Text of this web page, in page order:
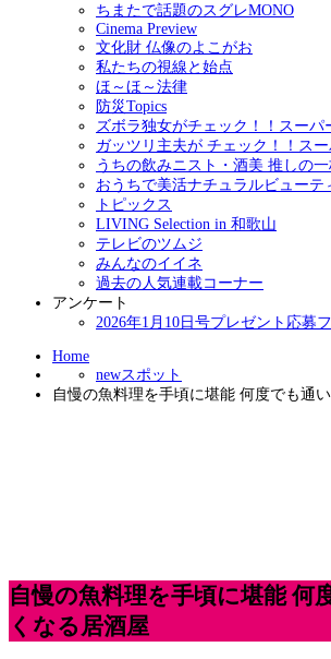
ちまたで話題のスグレMONO
Cinema Preview
文化財 仏像のよこがお
私たちの視線と始点
ほ～ほ～法律
防災Topics
ズボラ独女がチェック！！スーパ
ガッツリ主夫が チェック！！ス
うちの飲みニスト・酒美 推しの
おうちで美活ナチュラルビューテ
トピックス
LIVING Selection in 和歌山
テレビのツムジ
みんなのイイネ
過去の人気連載コーナー
アンケート
2026年1月10日号プレゼント応募
Home
newスポット
自慢の魚料理を手頃に堪能 何度でも通
自慢の魚料理を手頃に堪能 何
くなる居酒屋